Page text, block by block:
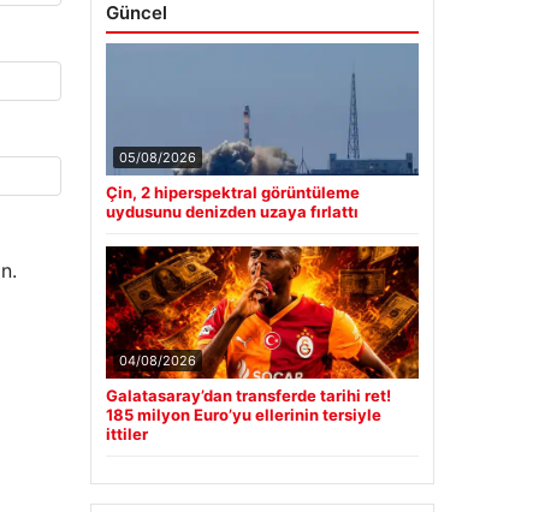
Güncel
05/08/2026
Çin, 2 hiperspektral görüntüleme
uydusunu denizden uzaya fırlattı
04/08/2026
Galatasaray’dan transferde tarihi ret!
185 milyon Euro’yu ellerinin tersiyle
ittiler